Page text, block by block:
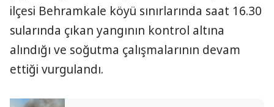
ilçesi Behramkale köyü sınırlarında saat 16.30
sularında çıkan yangının kontrol altına
alındığı ve soğutma çalışmalarının devam
ettiği vurgulandı.